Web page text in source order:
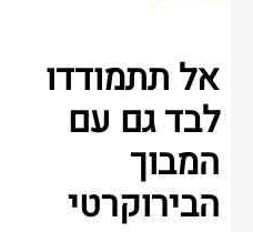
אל תתמודדו
לבד גם עם
המבוך
הבירוקרטי